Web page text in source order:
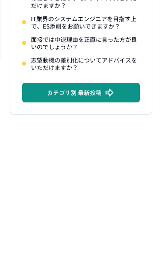
だけますか？
IT業界のシステムエンジニアを目指す上
で、ES添削をお願いできますか？
面接では中退理由を正直に言った方が良
いのでしょうか？
志望動機の差別化についてアドバイスを
いただけますか？
カテゴリ別 最新投稿